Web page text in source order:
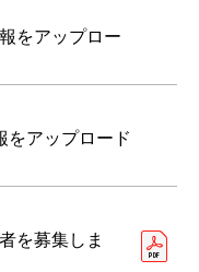
をアップロー
をアップロード
を募集しま